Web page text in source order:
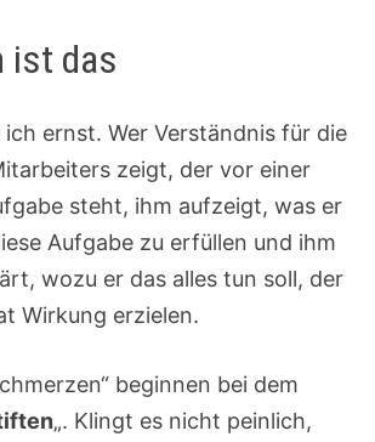
ist das
ich ernst. Wer Verständnis für die
zeigt, der vor einer
steht, ihm aufzeigt, was er
Aufgabe zu erfüllen und ihm
wozu er das alles tun soll, der
Wirkung erzielen.
beginnen bei dem
„. Klingt es nicht peinlich,